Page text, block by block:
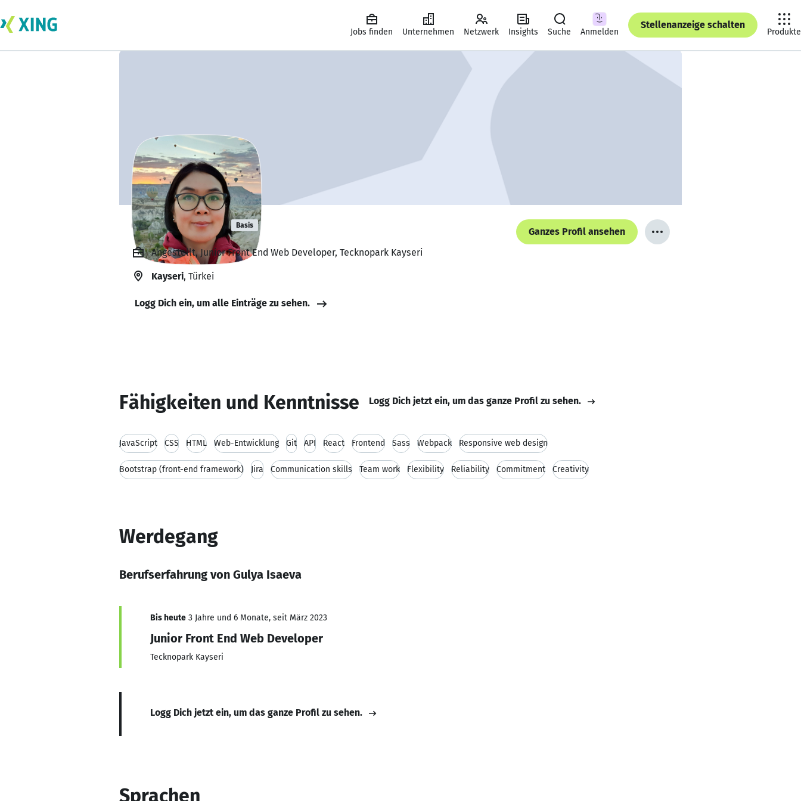
Jobs finden Unternehmen Netzwerk Insights Suche Anmelden
Stellenanzeige schalten
Produkte
Gulya Isaeva Basis
Ganzes Profil ansehen
Angestellt, Junior Front End Web Developer, Tecknopark Kayseri
Kayseri, Türkei
Logg Dich ein, um alle Einträge zu sehen.
Fähigkeiten und Kenntnisse Logg Dich jetzt ein, um das ganze Profil zu sehen.
JavaScript CSS HTML Web-Entwicklung Git API React Frontend Sass Webpack Responsive web design
Bootstrap (front-end framework) Jira Communication skills Team work Flexibility Reliability Commitment Creativity
Werdegang
Berufserfahrung von Gulya Isaeva
Bis heute 3 Jahre und 6 Monate, seit März 2023
Junior Front End Web Developer
Tecknopark Kayseri
Logg Dich jetzt ein, um das ganze Profil zu sehen.
Sprachen